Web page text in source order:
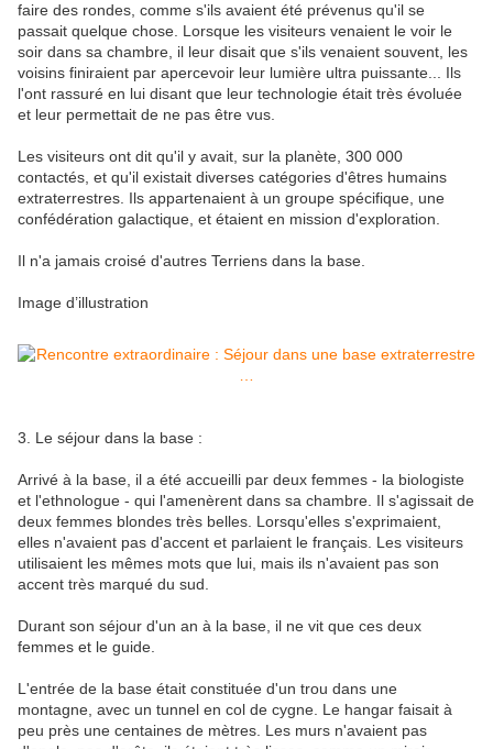
faire des rondes, comme s'ils avaient été prévenus qu'il se
passait quelque chose. Lorsque les visiteurs venaient le voir le
soir dans sa chambre, il leur disait que s'ils venaient souvent, les
voisins finiraient par apercevoir leur lumière ultra puissante... Ils
l'ont rassuré en lui disant que leur technologie était très évoluée
et leur permettait de ne pas être vus.
Les visiteurs ont dit qu'il y avait, sur la planète, 300 000
contactés, et qu'il existait diverses catégories d'êtres humains
extraterrestres. Ils appartenaient à un groupe spécifique, une
confédération galactique, et étaient en mission d'exploration.
Il n'a jamais croisé d'autres Terriens dans la base.
Image d’illustration
3. Le séjour dans la base :
Arrivé à la base, il a été accueilli par deux femmes - la biologiste
et l'ethnologue - qui l'amenèrent dans sa chambre. Il s'agissait de
deux femmes blondes très belles. Lorsqu'elles s'exprimaient,
elles n'avaient pas d'accent et parlaient le français. Les visiteurs
utilisaient les mêmes mots que lui, mais ils n'avaient pas son
accent très marqué du sud.
Durant son séjour d'un an à la base, il ne vit que ces deux
femmes et le guide.
L'entrée de la base était constituée d'un trou dans une
montagne, avec un tunnel en col de cygne. Le hangar faisait à
peu près une centaines de mètres. Les murs n'avaient pas